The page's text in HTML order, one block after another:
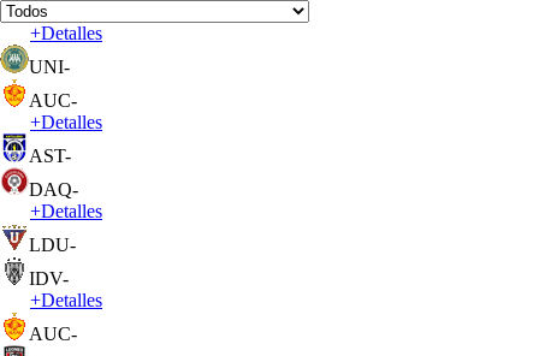
+Detalles
UNI-
AUC-
+Detalles
AST-
DAQ-
+Detalles
LDU-
IDV-
+Detalles
AUC-